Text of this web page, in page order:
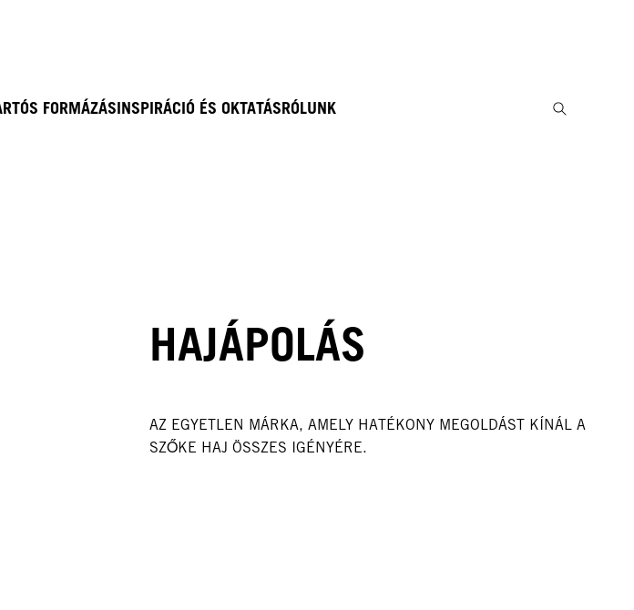
FORMÁZÁSINSPIRÁCIÓ ÉS OKTATÁSRÓLUNK
HAJÁPOLÁS
AZ EGYETLEN MÁRKA, AMELY HATÉKONY MEGOLDÁST KÍNÁL A
SZŐKE HAJ ÖSSZES IGÉNYÉRE.